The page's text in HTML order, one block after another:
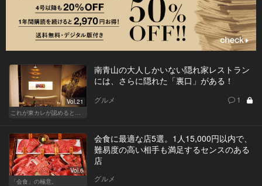
Vol.21
これが東カレが認めるとっておきの隠れ家
南青山の大人しかいない隠れ家レストラン
には、さらに隠れた「裏口」がある！
グルメ 1
Vol.6
「会食」の極意。
会食に最適な店5選。1人15,000円以内で、
難易度の高い相手も満足するセンスのある
店
グルメ